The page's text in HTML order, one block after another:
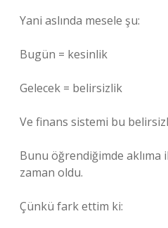
Yani aslında mesele şu:
Bugün = kesinlik
Gelecek = belirsizlik
Ve finans sistemi bu
Bunu öğrendiğimde aklıma
zaman oldu.
Çünkü fark ettim ki: